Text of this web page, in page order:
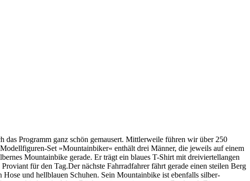
Programm ganz schön gemausert. Mittlerweile führen wir über 250
Set »Mountainbiker« enthält drei Männer, die jeweils auf einem
Mountainbike gerade. Er trägt ein blaues T-Shirt mit dreiviertellangen
für den Tag.Der nächste Fahrradfahrer fährt gerade einen steilen Berg
und hellblauen Schuhen. Sein Mountainbike ist ebenfalls silber-